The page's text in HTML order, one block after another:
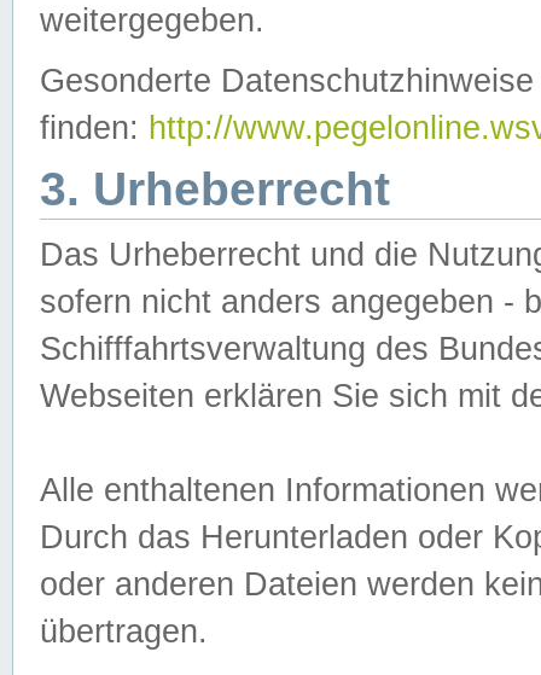
weitergegeben.
Gesonderte
finden: http://
3. Urheberrecht
Das Urheberrecht und die
sofern nicht anders angegeben -
Schifffahrtsverwaltung des
Webseiten erklären Sie sich mit
Alle enthaltenen Informationen
Durch das Herunterladen oder
oder anderen Dateien werden
übertragen.